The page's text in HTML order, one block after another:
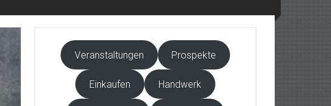
Veranstaltungen Prospekte
Einkaufen Handwerk